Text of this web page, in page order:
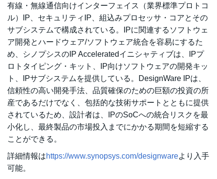
有線・無線通信向けインターフェイス（業界標準プロトコ
ル）IP、セキュリティIP、組込みプロセッサ・コアとその
サブシステムで構成されている。IPに関連するソフトウェ
ア開発とハードウェア/ソフトウェア統合を容易にするた
め、シノプシスのIP Acceleratedイニシャティブは、IPプ
ロトタイピング・キット、IP向けソフトウェアの開発キッ
ト、IPサブシステムを提供している。DesignWare IPは、
信頼性の高い開発手法、品質確保のための巨額の投資の所
産であるだけでなく、包括的な技術サポートとともに提供
されているため、設計者は、IPのSoCへの統合リスクを最
小化し、最終製品の市場投入までにかかる期間を短縮する
ことができる。
詳細情報はhttps://www.synopsys.com/designwareより入手
可能。